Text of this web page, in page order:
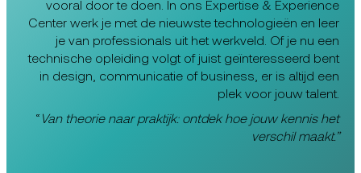
vooral door te doen. In ons Expertise & Experience
Center werk je met de nieuwste technologieën en leer
je van professionals uit het werkveld. Of je nu een
technische opleiding volgt of juist geïnteresseerd bent
in design, communicatie of business, er is altijd een
plek voor jouw talent.
“ Van theorie naar praktijk: ontdek hoe jouw kennis het
verschil maakt.”